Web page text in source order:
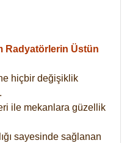
Radyatörlerin Üstün
hiçbir değişiklik
ile mekanlara güzellik
sayesinde sağlanan